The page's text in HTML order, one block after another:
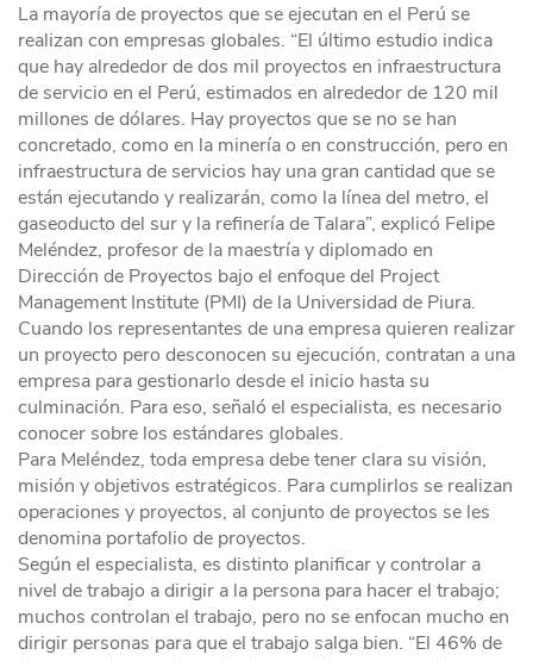
La mayoría de proyectos que se ejecutan en el Perú se
realizan con empresas globales. “El último estudio indica
que hay alrededor de dos mil proyectos en infraestructura
de servicio en el Perú, estimados en alrededor de 120 mil
millones de dólares. Hay proyectos que se no se han
concretado, como en la minería o en construcción, pero en
infraestructura de servicios hay una gran cantidad que se
están ejecutando y realizarán, como la línea del metro, el
gaseoducto del sur y la refinería de Talara”, explicó Felipe
Meléndez, profesor de la maestría y diplomado en
Dirección de Proyectos bajo el enfoque del Project
Management Institute (PMI) de la Universidad de Piura.
Cuando los representantes de una empresa quieren realizar
un proyecto pero desconocen su ejecución, contratan a una
empresa para gestionarlo desde el inicio hasta su
culminación. Para eso, señaló el especialista, es necesario
conocer sobre los estándares globales.
Para Meléndez, toda empresa debe tener clara su visión,
misión y objetivos estratégicos. Para cumplirlos se realizan
operaciones y proyectos, al conjunto de proyectos se les
denomina portafolio de proyectos.
Según el especialista, es distinto planificar y controlar a
nivel de trabajo a dirigir a la persona para hacer el trabajo;
muchos controlan el trabajo, pero no se enfocan mucho en
dirigir personas para que el trabajo salga bien. “El 46% de